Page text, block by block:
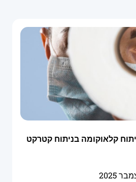
קלאוקומה בניתוח קטרקט